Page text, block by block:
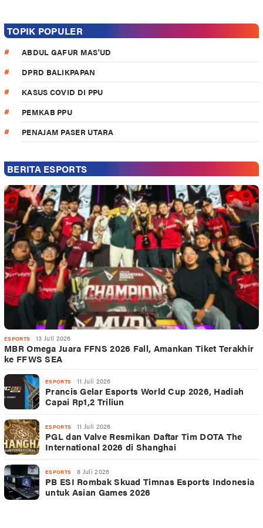
TOPIK POPULER
ABDUL GAFUR MAS'UD
DPRD BALIKPAPAN
KASUS COVID DI PPU
PEMKAB PPU
PENAJAM PASER UTARA
BERITA ESPORTS
ESPORTS 13 Juli 2026
MBR Omega Juara FFNS 2026 Fall, Amankan Tiket Terakhir
ke FFWS SEA
ESPORTS 11 Juli 2026
Prancis Gelar Esports World Cup 2026, Hadiah
Capai Rp1,2 Triliun
ESPORTS 11 Juli 2026
PGL dan Valve Resmikan Daftar Tim DOTA The
International 2026 di Shanghai
ESPORTS 8 Juli 2026
PB ESI Rombak Skuad Timnas Esports Indonesia
untuk Asian Games 2026